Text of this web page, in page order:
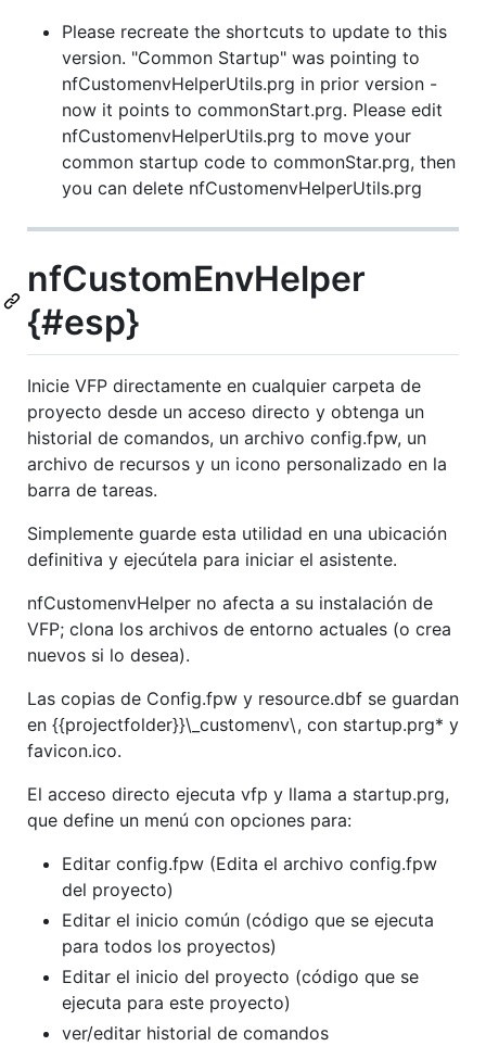
Please recreate the shortcuts to update to this
version. "Common Startup" was pointing to
nfCustomenvHelperUtils.prg in prior version -
now it points to commonStart.prg. Please edit
nfCustomenvHelperUtils.prg to move your
common startup code to commonStar.prg, then
you can delete nfCustomenvHelperUtils.prg
nfCustomEnvHelper
{#esp}
Inicie VFP directamente en cualquier carpeta de
proyecto desde un acceso directo y obtenga un
historial de comandos, un archivo config.fpw, un
archivo de recursos y un icono personalizado en la
barra de tareas.
Simplemente guarde esta utilidad en una ubicación
definitiva y ejecútela para iniciar el asistente.
nfCustomenvHelper no afecta a su instalación de
VFP; clona los archivos de entorno actuales (o crea
nuevos si lo desea).
Las copias de Config.fpw y resource.dbf se guardan
en {{projectfolder}}\_customenv\, con startup.prg* y
favicon.ico.
El acceso directo ejecuta vfp y llama a startup.prg,
que define un menú con opciones para:
Editar config.fpw (Edita el archivo config.fpw
del proyecto)
Editar el inicio común (código que se ejecuta
para todos los proyectos)
Editar el inicio del proyecto (código que se
ejecuta para este proyecto)
ver/editar historial de comandos